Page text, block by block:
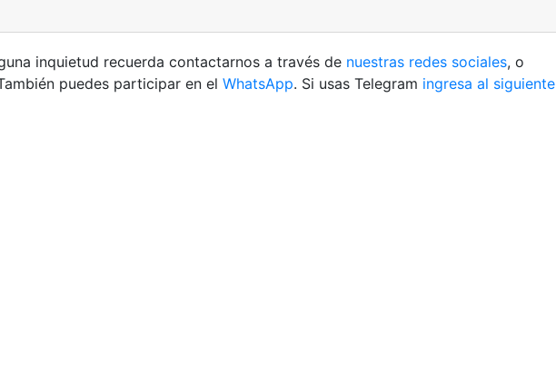
inquietud recuerda contactarnos a través de nuestras redes sociales, o
puedes participar en el WhatsApp. Si usas Telegram ingresa al siguiente